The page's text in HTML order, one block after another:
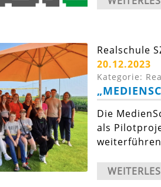
Realschule
20.12.2023
Kategorie:
Die
als